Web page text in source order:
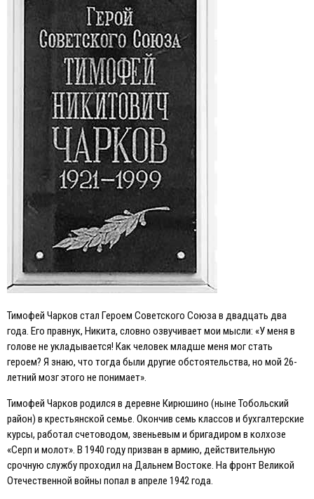
Тимофей Чарков стал Героем Советского Союза в двадцать два
года. Eго правнук, Никита, словно озвучивает мои мысли: «У меня в
голове не укладывается! Как человек младше меня мог стать
героем? Я знаю, что тогда были другие обстоятельства, но мой 26-
летний мозг этого не понимает».
Тимофей Чарков родился в деревне Кирюшино (ныне Тобольский
район) в крестьянской семье. Окончив семь классов и бухгалтерские
курсы, работал счетоводом, звеньевым и бригадиром в колхозе
«Серп и молот». В 1940 году призван в армию, действительную
срочную службу проходил на Дальнем Востоке. На фронт Великой
Отечественной войны попал в апреле 1942 года.